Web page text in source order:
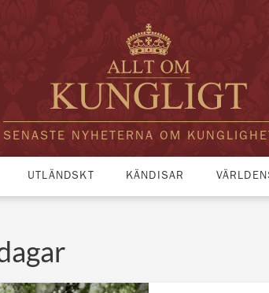
SENASTE NYHETERNA OM
UTLÄNDSKT KÄNDISAR